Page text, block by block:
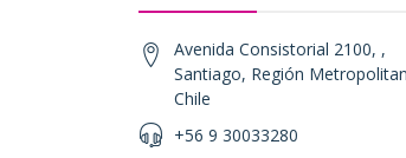
Avenida Consistorial 2100, ,
Santiago, Región
Chile
+56 9 30033280